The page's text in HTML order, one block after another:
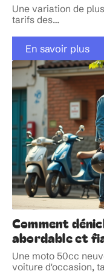
Une variation de
tarifs des…
En savoir plus
Comment
abordable et
Une moto 50cc
voiture d'occasion,